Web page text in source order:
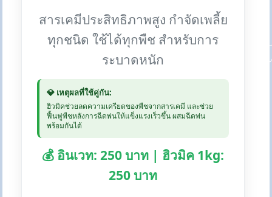
สารเคมีประสิทธิภาพสูง กำจัดเพลี้ย
ทุกชนิด ใช้ได้ทุกพืช สำหรับการ
ระบาดหนัก
💎 เหตุผลที่ใช้คู่กัน:
ฮิวมิคช่วยลดความเครียดของพืชจากสารเคมี และช่วย
ฟื้นฟูพืชหลังการฉีดพ่นให้แข็งแรงเร็วขึ้น ผสมฉีดพ่น
พร้อมกันได้
💰 อินเวท: 250 บาท | ฮิวมิค 1kg:
250 บาท